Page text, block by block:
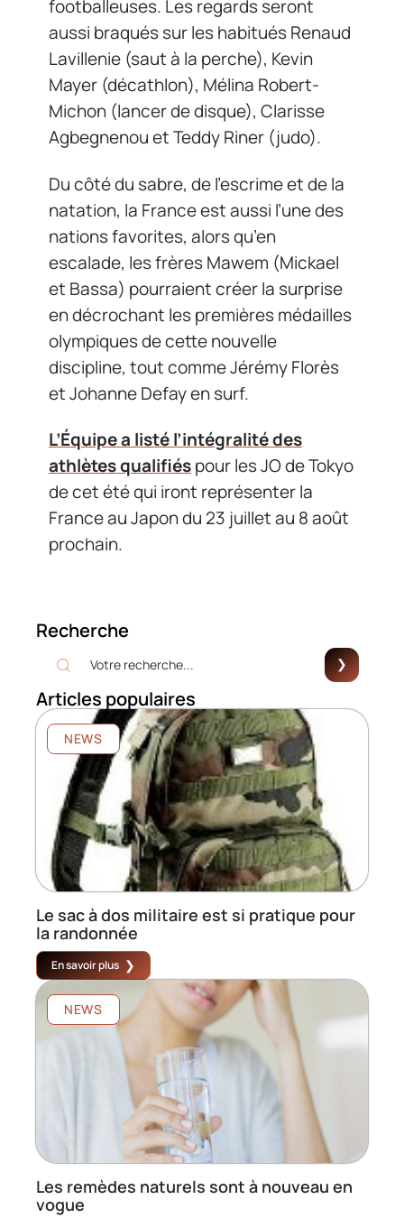
footballeuses. Les regards seront
aussi braqués sur les habitués Renaud
Lavillenie (saut à la perche), Kevin
Mayer (décathlon), Mélina Robert-
Michon (lancer de disque), Clarisse
Agbegnenou et Teddy Riner (judo).
Du côté du sabre, de l’escrime et de la
natation, la France est aussi l’une des
nations favorites, alors qu’en
escalade, les frères Mawem (Mickael
et Bassa) pourraient créer la surprise
en décrochant les premières médailles
olympiques de cette nouvelle
discipline, tout comme Jérémy Florès
et Johanne Defay en surf.
L’Équipe a listé l’intégralité des
athlètes qualifiéspour les JO de Tokyo
de cet été qui iront représenter la
France au Japon du 23 juillet au 8 août
prochain.
Recherche
Articles populaires
NEWS
Le sac à dos militaire est si pratique pour
la randonnée
En savoir plus
NEWS
Les remèdes naturels sont à nouveau en
vogue